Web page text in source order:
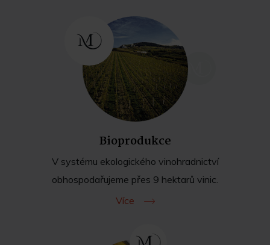
Bioprodukce
V systému ekologického vinohradnictví
obhospodařujeme přes 9 hektarů vinic.
Více